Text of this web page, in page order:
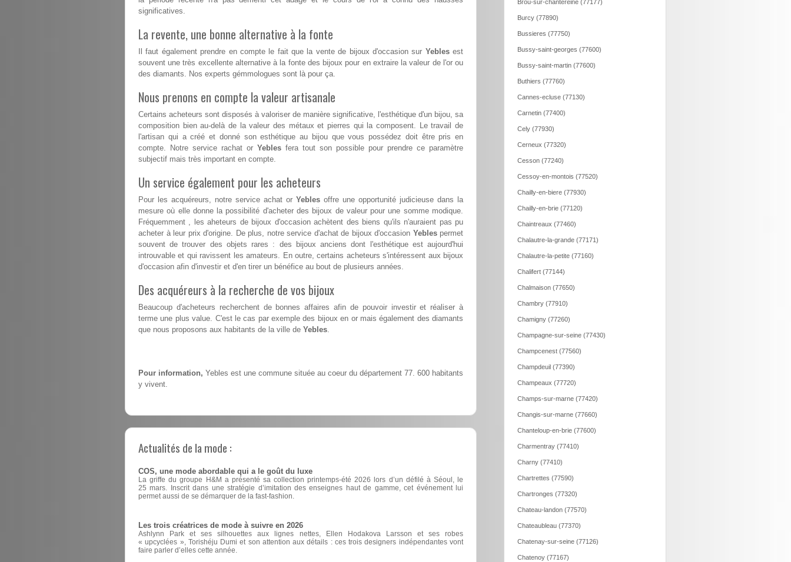
significatives.
La revente, une bonne alternative à la fonte
Il faut également prendre en compte le fait que la vente de bijoux d'occasion sur Yeblesest
souvent une très excellente alternative à la fonte des bijoux pour en extraire la valeur de l'or ou
des diamants. Nos experts gémmologues sont là pour ça.
Nous prenons en compte la valeur artisanale
Certains acheteurs sont disposés à valoriser de manière significative, l'esthétique d'un bijou, sa
composition bien au-delà de la valeur des métaux et pierres qui la composent. Le travail de
l'artisan qui a créé et donné son esthétique au bijou que vous possédez doit être pris en
compte. Notre service rachat or Yebles fera tout son possible pour prendre ce paramètre
subjectif mais très important en compte.
Un service également pour les acheteurs
Pour les acquéreurs, notre service achat or Yebles offre une opportunité judicieuse dans la
mesure où elle donne la possibilité d'acheter des bijoux de valeur pour une somme modique.
Fréquemment , les aheteurs de bijoux d'occasion achètent des biens qu'ils n'auraient pas pu
acheter à leur prix d'origine. De plus, notre service d'achat de bijoux d'occasion Yeblespermet
souvent de trouver des objets rares : des bijoux anciens dont l'esthétique est aujourd'hui
introuvable et qui ravissent les amateurs. En outre, certains acheteurs s'intéressent aux bijoux
d'occasion afin d'investir et d'en tirer un bénéfice au bout de plusieurs années.
Des acquéreurs à la recherche de vos bijoux
Beaucoup d'acheteurs recherchent de bonnes affaires afin de pouvoir investir et réaliser à
terme une plus value. C'est le cas par exemple des bijoux en or mais également des diamants
que nous proposons aux habitants de la ville de Yebles
Pour information, Yebles est une commune située au coeur du département 77. 600 habitants
y vivent.
Actualités de la mode :
COS, une mode abordable qui a le goût du luxe
La griffe du groupe H&M a présenté sa collection printemps-été 2026 lors d’un défilé à Séoul, le
25 mars. Inscrit dans une stratégie d’imitation des enseignes haut de gamme, cet événement lui
permet aussi de se démarquer de la fast-fashion.
Les trois créatrices de mode à suivre en 2026
Ashlynn Park et ses silhouettes aux lignes nettes, Ellen Hodakova Larsson et ses robes
« upcyclées », Torishéju Dumi et son attention aux détails : ces trois designers indépendantes vont
faire parler d’elles cette année.
Brou-sur-chantereine (77177)
Burcy (77890)
Bussieres (77750)
Bussy-saint-georges (77600)
Bussy-saint-martin (77600)
Buthiers (77760)
Cannes-ecluse (77130)
Carnetin (77400)
Cely (77930)
Cerneux (77320)
Cesson (77240)
Cessoy-en-montois (77520)
Chailly-en-biere (77930)
Chailly-en-brie (77120)
Chaintreaux (77460)
Chalautre-la-grande (77171)
Chalautre-la-petite (77160)
Chalifert (77144)
Chalmaison (77650)
Chambry (77910)
Chamigny (77260)
Champagne-sur-seine (77430)
Champcenest (77560)
Champdeuil (77390)
Champeaux (77720)
Champs-sur-marne (77420)
Changis-sur-marne (77660)
Chanteloup-en-brie (77600)
Charmentray (77410)
Charny (77410)
Chartrettes (77590)
Chartronges (77320)
Chateau-landon (77570)
Chateaubleau (77370)
Chatenay-sur-seine (77126)
Chatenoy (77167)